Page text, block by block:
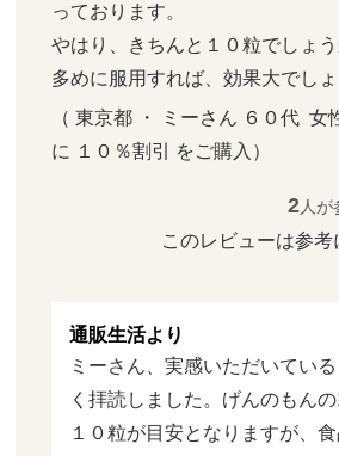
っております。
やはり、きちんと１０粒でしょう
多めに服用すれば、効果大でしょ
（ 東京都 ・ ミーさん ６０代  女
に １０％割引 をご購入）
2人が
このレビューは参
通販生活より
ミーさん、実感いただいてい
く拝読しました。げんのもん
１０粒が目安となりますが、食